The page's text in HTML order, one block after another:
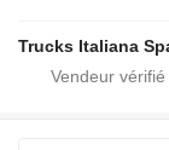
Trucks Italiana